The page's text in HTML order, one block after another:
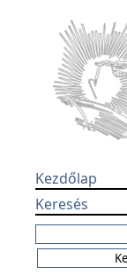
Kezdőlap
Keresés